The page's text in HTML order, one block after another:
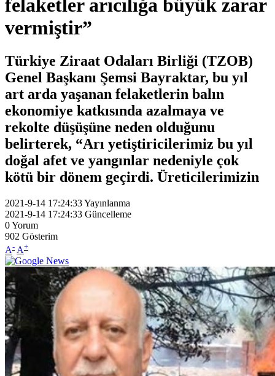
felaketler arıcılığa büyük zarar
vermiştir”
Türkiye Ziraat Odaları Birliği (TZOB)
Genel Başkanı Şemsi Bayraktar, bu yıl
art arda yaşanan felaketlerin balın
ekonomiye katkısında azalmaya ve
rekolte düşüşüne neden olduğunu
belirterek, “Arı yetiştiricilerimiz bu yıl
doğal afet ve yangınlar nedeniyle çok
kötü bir dönem geçirdi. Üreticilerimizin
2021-9-14 17:24:33Yayınlanma
2021-9-14 17:24:33 Güncelleme
0Yorum
902 Gösterim
A- A+